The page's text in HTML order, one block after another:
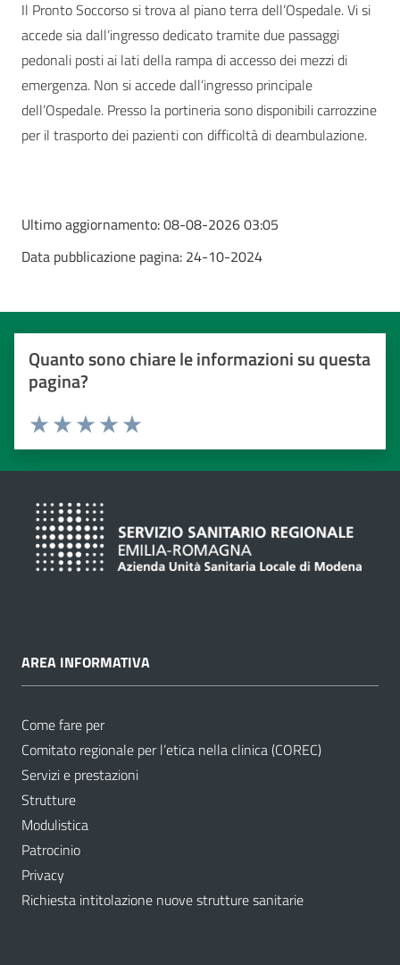
Il Pronto Soccorso si trova al piano terra dell’Ospedale. Vi si
accede sia dall’ingresso dedicato tramite due passaggi
pedonali posti ai lati della rampa di accesso dei mezzi di
emergenza. Non si accede dall’ingresso principale
dell’Ospedale. Presso la portineria sono disponibili carrozzine
per il trasporto dei pazienti con difficoltà di deambulazione.
Ultimo aggiornamento:08-08-2026 03:05
Data pubblicazione pagina: 24-10-2024
Quanto sono chiare le informazioni su questa
pagina?
Valuta da 1 a 5 stelle
Valuta 5 stelle su 5
Valuta 4 stelle su 5
Valuta 3 stelle su 5
Valuta 2 stelle su 5
Valuta 1 stelle su 5
AREA INFORMATIVA
Come fare per
Comitato regionale per l’etica nella clinica (COREC)
Servizi e prestazioni
Strutture
Modulistica
Patrocinio
Privacy
Richiesta intitolazione nuove strutture sanitarie